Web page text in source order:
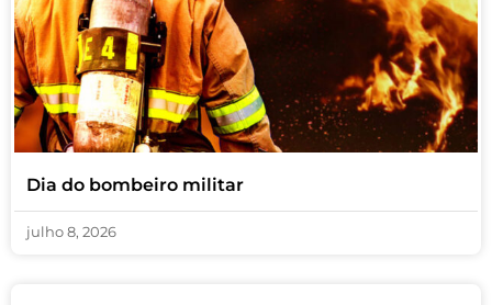
Dia do bombeiro militar
julho 8, 2026